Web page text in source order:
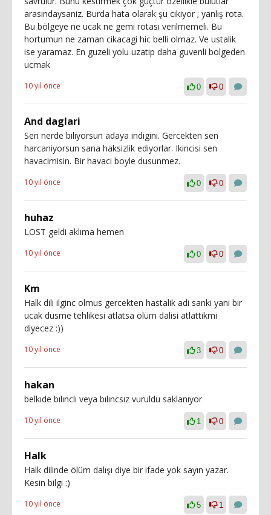
arasindaysaniz. Burda hata olarak şu cikiyor ; yanlış rota.
Bu bölgeye ne ucak ne gemi rotası verilmemeli. Bu
hortumun ne zaman cikacagi hic belli olmaz. Ve ustalik
ise yaramaz. En guzeli yolu uzatip daha guvenli bolgeden
ucmak
10 yıl önce 0 0
And daglari
Sen nerde biliyorsun adaya indigini. Gercekten sen
harcaniyorsun sana haksizlik ediyorlar. Ikincisi sen
havacimisin. Bir havaci boyle dusunmez.
10 yıl önce 0 0
huhaz
LOST geldi aklıma hemen
10 yıl önce 0 0
Km
Halk dili ilginc olmus gercekten hastalik adi sanki yani bir
ucak düsme tehlikesi atlatsa ölüm dalisi atlattikmi
diyecez :))
10 yıl önce 3 0
hakan
belkıde bılınclı veya bılıncsız vuruldu saklanıyor
10 yıl önce 1 0
Halk
Halk dilinde ölüm dalışı diye bir ifade yok sayın yazar.
Kesin bilgi :)
10 yıl önce 5 1